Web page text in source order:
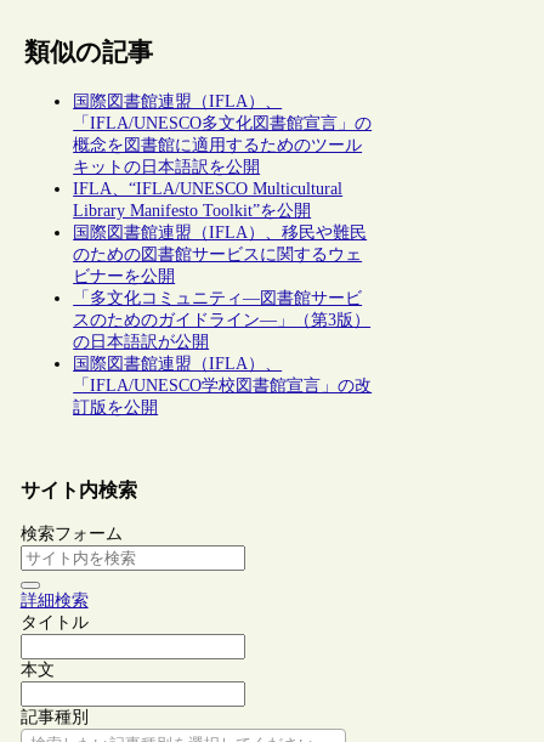
類似の記事
国際図書館連盟（IFLA）、
「IFLA/UNESCO多文化図書館宣言」の
概念を図書館に適用するためのツール
キットの日本語訳を公開
IFLA、“IFLA/UNESCO Multicultural
Library Manifesto Toolkit”を公開
国際図書館連盟（IFLA）、移民や難民
のための図書館サービスに関するウェ
ビナーを公開
「多文化コミュニティ―図書館サービ
スのためのガイドライン―」（第3版）
の日本語訳が公開
国際図書館連盟（IFLA）、
「IFLA/UNESCO学校図書館宣言」の改
訂版を公開
サイト内検索
検索フォーム
詳細検索
タイトル
本文
記事種別